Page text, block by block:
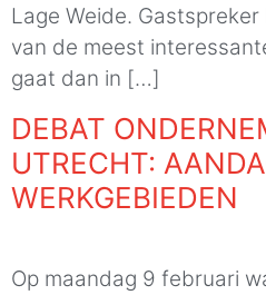
Lage Weide.
van de meest
gaat dan in […]
DEBAT
UTRECHT:
WERKGEBIEDEN
Op maandag 9 februari